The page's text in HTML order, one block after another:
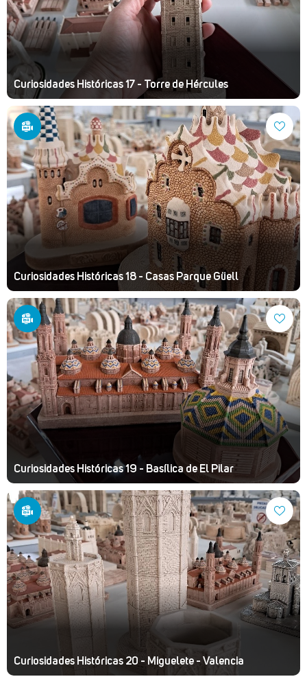
Curiosidades Históricas 17 - Torre de Hércules
Curiosidades Históricas 18 - Casas Parque Güell
Curiosidades Históricas 19 - Basílica de El Pilar
Curiosidades Históricas 20 - Miguelete - Valencia